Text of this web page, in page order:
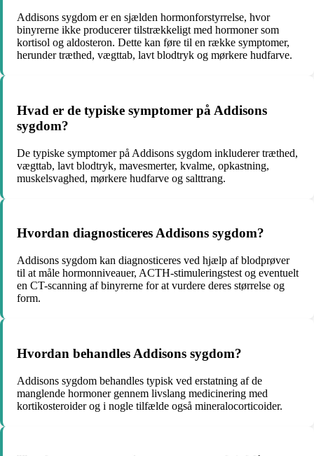
Addisons sygdom er en sjælden hormonforstyrrelse, hvor
binyrerne ikke producerer tilstrækkeligt med hormoner som
kortisol og aldosteron. Dette kan føre til en række symptomer,
herunder træthed, vægttab, lavt blodtryk og mørkere hudfarve.
Hvad er de typiske symptomer på Addisons
sygdom?
De typiske symptomer på Addisons sygdom inkluderer træthed,
vægttab, lavt blodtryk, mavesmerter, kvalme, opkastning,
muskelsvaghed, mørkere hudfarve og salttrang.
Hvordan diagnosticeres Addisons sygdom?
Addisons sygdom kan diagnosticeres ved hjælp af blodprøver
til at måle hormonniveauer, ACTH-stimuleringstest og eventuelt
en CT-scanning af binyrerne for at vurdere deres størrelse og
form.
Hvordan behandles Addisons sygdom?
Addisons sygdom behandles typisk ved erstatning af de
manglende hormoner gennem livslang medicinering med
kortikosteroider og i nogle tilfælde også mineralocorticoider.